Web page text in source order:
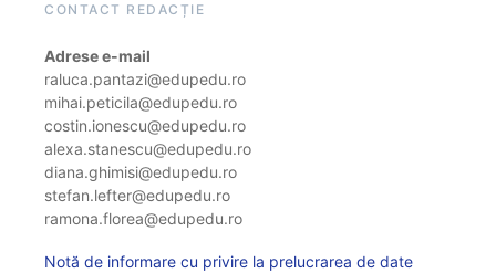
CONTACT REDACȚIE
Adrese e-mail
raluca.pantazi@edupedu.ro
mihai.peticila@edupedu.ro
costin.ionescu@edupedu.ro
alexa.stanescu@edupedu.ro
diana.ghimisi@edupedu.ro
stefan.lefter@edupedu.ro
ramona.florea@edupedu.ro
Notă de informare cu privire la prelucrarea de date